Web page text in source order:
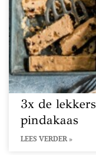
3x de
pindakaas
LEES VERDER »